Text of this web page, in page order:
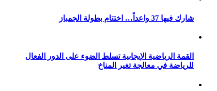
شارك فيها 37 واعداً… اختتام بطولة الجمباز
القمة الرياضية الإيجابية تسلط الضوء على الدور الفعال
للرياضة في معالجة تغير المناخ